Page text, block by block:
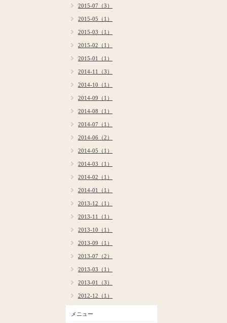
2015-07（3）
2015-05（1）
2015-03（1）
2015-02（1）
2015-01（1）
2014-11（3）
2014-10（1）
2014-09（1）
2014-08（1）
2014-07（1）
2014-06（2）
2014-05（1）
2014-03（1）
2014-02（1）
2014-01（1）
2013-12（1）
2013-11（1）
2013-10（1）
2013-09（1）
2013-07（2）
2013-03（1）
2013-01（3）
2012-12（1）
メニュー